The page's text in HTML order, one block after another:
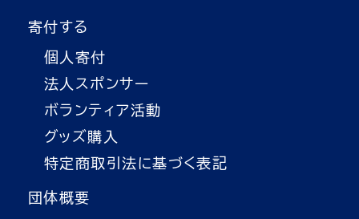
寄付する
個人寄付
法人スポンサー
ボランティア活動
グッズ購入
特定商取引法に基づく表記
団体概要